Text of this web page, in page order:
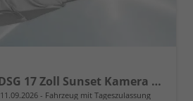
Selection 1.0 TSI DSG 17 Zoll Sunset Kamera PDC v+h
11.09.2026 Fahrzeug mit Tageszulassung